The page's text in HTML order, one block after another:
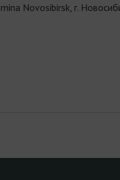
Novosibirsk, г.